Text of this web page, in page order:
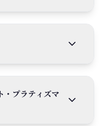
・プラティズマ